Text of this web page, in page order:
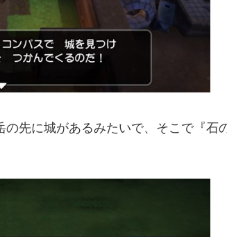
先に城があるみたいで、そこで『石